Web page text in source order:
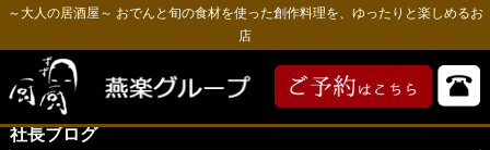
～大人の居酒屋～ おでんと旬の食材を使った創作料理を、ゆったりと楽しめるお
店
社長ブログ